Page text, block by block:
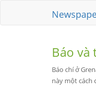
Báo
Báo chí ở
này một cách